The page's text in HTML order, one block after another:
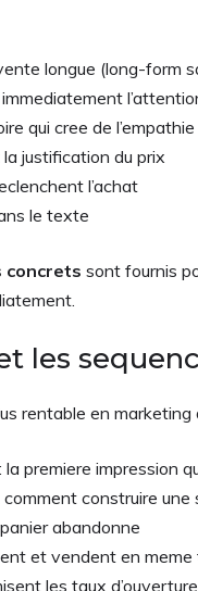
longue (long-form
qui cree de
justification du prix
l’achat
le texte
concrets sont fournis
les
rentable en marketing
: la premiere impression
comment construire une
abandonne
et vendent en meme
les taux d’ouverture